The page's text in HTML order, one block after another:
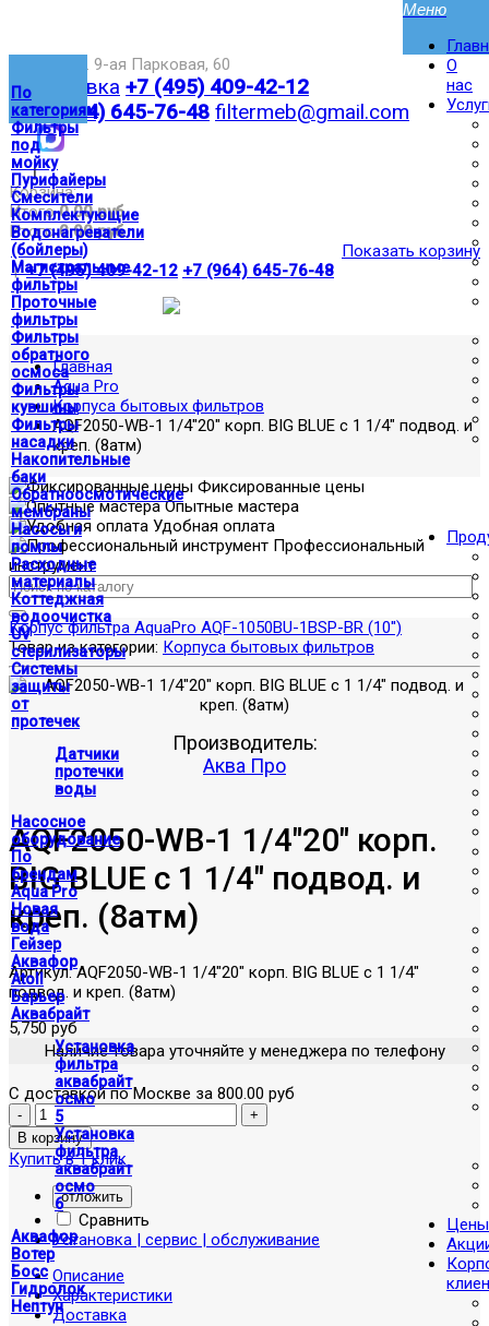
По
категориям
Фильтры
под
мойку
Пурифайеры
Смесители
Комплектующие
Водонагреватели
(бойлеры)
Магистральные
фильтры
Проточные
фильтры
Фильтры
обратного
осмоса
Фильтры
кувшины
Фильтры
насадки
Накопительные
баки
Обратноосмотические
мембраны
Насосы и
помпы
Расходные
материалы
Коттеджная
водоочистка
UV
стерилизаторы
Системы
защиты
от
протечек
Датчики
протечки
воды
Насосное
оборудование
По
брендам
Aqua Pro
Новая
вода
Гейзер
Аквафор
Atoll
Барьер
Аквабрайт
Установка
фильтра
аквабрайт
осмо
5
Установка
фильтра
аквабрайт
осмо
6
Аквафор
Вотер
Босс
Гидролок
Нептун
Москва,ул. 9-ая Парковая, 60
Доставка +7 (495) 409-42-12
+7 (964) 645-76-48 filtermeb@gmail.com
|
Корзина:
Итого0.00 руб
Итого0.00 руб
Показать корзину
| +7 (495) 409-42-12 +7 (964) 645-76-48
О
нас
Цены
Главная
Aqua Pro
Корпуса бытовых фильтров
AQF2050-WB-1 1/4"20" корп. BIG BLUE c 1 1/4" подвод. и
креп. (8атм)
Фиксированные цены
Опытные мастера
Удобная оплата
Профессиональный
инструмент
Корпус фильтра AquaPro AQF-1050BU-1BSP-BR (10'')
Товар из категории: Корпуса бытовых фильтров
Производитель:
Аква Про
AQF2050-WB-1 1/4"20" корп.
BIG BLUE c 1 1/4" подвод. и
креп. (8атм)
Артикул:AQF2050-WB-1 1/4"20" корп. BIG BLUE c 1 1/4"
подвод. и креп. (8атм)
5,750 руб
Наличие товара уточняйте у менеджера по телефону
С доставкой по Москве за 800.00 руб
Купить в 1 клик
отложить
Сравнить
Установка | сервис | обслуживание
Описание
Характеристики
Доставка